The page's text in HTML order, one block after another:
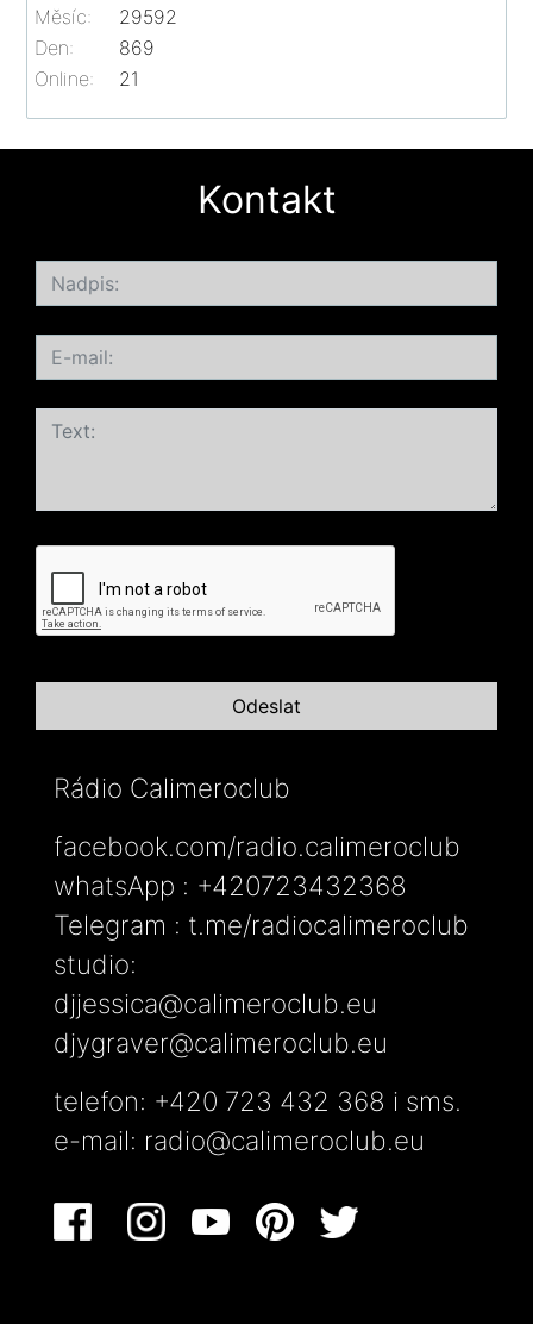
Online: 21
Měsíc:
29592
Den:
869
Kontakt
Rádio Calimeroclub
facebook.com/radio.calimeroclub
whatsApp : +420723432368
Telegram : t.me/radiocalimeroclub
studio:
djjessica@calimeroclub.eu
djygraver@calimeroclub.eu
telefon: +420 723 432 368 i sms.
e-mail: radio@calimeroclub.eu